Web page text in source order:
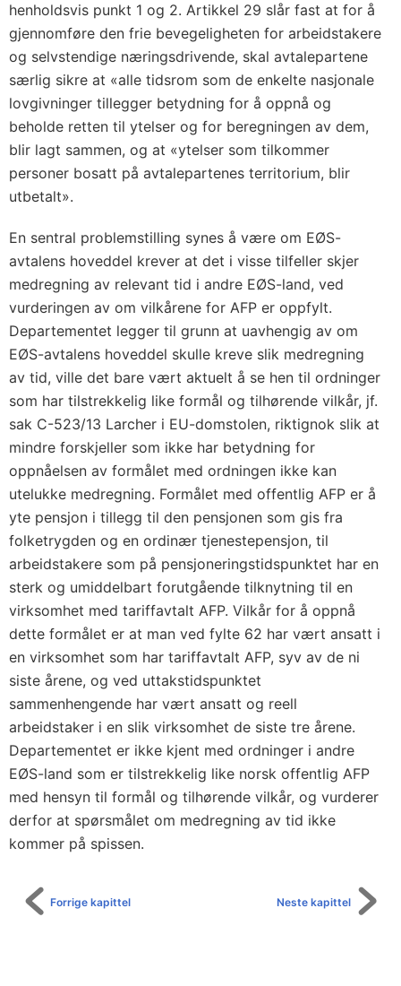
henholdsvis punkt 1 og 2. Artikkel 29 slår fast at for å
gjennomføre den frie bevegeligheten for arbeidstakere
og selvstendige næringsdrivende, skal avtalepartene
særlig sikre at «alle tidsrom som de enkelte nasjonale
lovgivninger tillegger betydning for å oppnå og
beholde retten til ytelser og for beregningen av dem,
blir lagt sammen, og at «ytelser som tilkommer
personer bosatt på avtalepartenes territorium, blir
utbetalt».
En sentral problemstilling synes å være om EØS-
avtalens hoveddel krever at det i visse tilfeller skjer
medregning av relevant tid i andre EØS-land, ved
vurderingen av om vilkårene for AFP er oppfylt.
Departementet legger til grunn at uavhengig av om
EØS-avtalens hoveddel skulle kreve slik medregning
av tid, ville det bare vært aktuelt å se hen til ordninger
som har tilstrekkelig like formål og tilhørende vilkår, jf.
sak C-523/13 Larcher i EU-domstolen, riktignok slik at
mindre forskjeller som ikke har betydning for
oppnåelsen av formålet med ordningen ikke kan
utelukke medregning. Formålet med offentlig AFP er å
yte pensjon i tillegg til den pensjonen som gis fra
folketrygden og en ordinær tjenestepensjon, til
arbeidstakere som på pensjoneringstidspunktet har en
sterk og umiddelbart forutgående tilknytning til en
virksomhet med tariffavtalt AFP. Vilkår for å oppnå
dette formålet er at man ved fylte 62 har vært ansatt i
en virksomhet som har tariffavtalt AFP, syv av de ni
siste årene, og ved uttakstidspunktet
sammenhengende har vært ansatt og reell
arbeidstaker i en slik virksomhet de siste tre årene.
Departementet er ikke kjent med ordninger i andre
EØS-land som er tilstrekkelig like norsk offentlig AFP
med hensyn til formål og tilhørende vilkår, og vurderer
derfor at spørsmålet om medregning av tid ikke
kommer på spissen.
Neste kapittel
Forrige kapittel